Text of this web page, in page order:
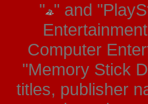
" " and
Computer
"Memory Stick
titles, publisher